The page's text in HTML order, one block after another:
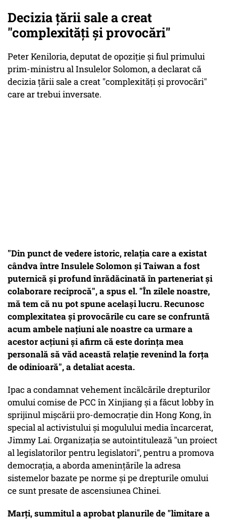
Decizia țării sale a creat
"complexități și provocări"
Peter Keniloria, deputat de opoziție și fiul primului
prim-ministru al Insulelor Solomon, a declarat că
decizia țării sale a creat "complexități și provocări"
care ar trebui inversate.
"Din punct de vedere istoric, relația care a existat
cândva între Insulele Solomon și Taiwan a fost
puternică și profund înrădăcinată în parteneriat și
colaborare reciprocă", a spus el. "În zilele noastre,
mă tem că nu pot spune același lucru. Recunosc
complexitatea și provocările cu care se confruntă
acum ambele națiuni ale noastre ca urmare a
acestor acțiuni și afirm că este dorința mea
personală să văd această relație revenind la forța
de odinioară", a detaliat acesta.
Ipac a condamnat vehement încălcările drepturilor
omului comise de PCC în Xinjiang și a făcut lobby în
sprijinul mișcării pro-democrație din Hong Kong, în
special al activistului și mogulului media încarcerat,
Jimmy Lai. Organizația se autointitulează "un proiect
al legislatorilor pentru legislatori", pentru a promova
democrația, a aborda amenințările la adresa
sistemelor bazate pe norme și pe drepturile omului
ce sunt presate de ascensiunea Chinei.
Marți, summitul a aprobat planurile de "limitare a